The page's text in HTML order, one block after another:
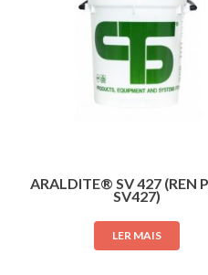
ARALDITE® SV 427 (REN
SV427)
LER MAIS